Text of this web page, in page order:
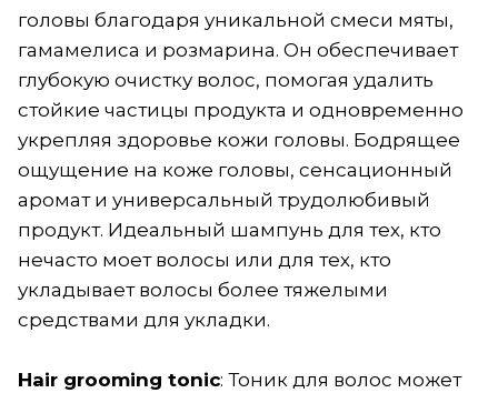
головы благодаря уникальной смеси мяты,
гамамелиса и розмарина. Он обеспечивает
глубокую очистку волос, помогая удалить
стойкие частицы продукта и одновременно
укрепляя здоровье кожи головы. Бодрящее
ощущение на коже головы, сенсационный
аромат и универсальный трудолюбивый
продукт. Идеальный шампунь для тех, кто
нечасто моет волосы или для тех, кто
укладывает волосы более тяжелыми
средствами для укладки.
Hair grooming tonic: Тоник для волос может